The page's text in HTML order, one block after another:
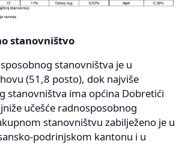
stanovništvo
stanovništva je u
(51,8 posto), dok najviše
stanovništva ima općina Dobretići
učešće radnosposobnog
stanovništvu zabilježeno je u
podrinjskom kantonu i u